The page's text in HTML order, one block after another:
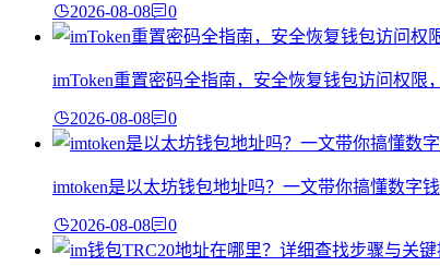
2026-08-08 0
imToken重置密码全指南，安全恢复钱包访问权限，
2026-08-08 0
imtoken是以太坊钱包地址吗？一文带你搞懂数字钱
2026-08-08 0